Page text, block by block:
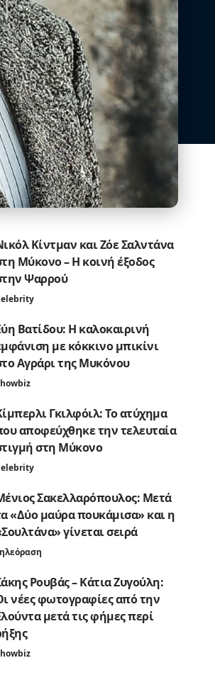
Κίντμαν και Ζόε Σαλντάνα
Μύκονο – Η κοινή έξοδος
Ψαρρού
Βατίδου: Η καλοκαιρινή
με κόκκινο μπικίνι
Αγράρι της Μυκόνου
Γκιλφόιλ: Το ατύχημα
αποφεύχθηκε την τελευταία
στη Μύκονο
Σακελλαρόπουλος: Μετά
«Δύο μαύρα πουκάμισα» και η
γίνεται σειρά
Ρουβάς – Κάτια Ζυγούλη:
νέες φωτογραφίες από την
μετά τις φήμες περί